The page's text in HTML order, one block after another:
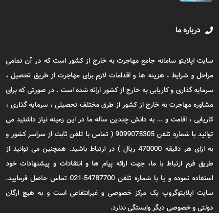
درباره ما
سایت اپلایتو سامانه جامع مهاجرت به خارج از کشور است که در آن تمامی
مراحل و شرایط ، هزینه ها و اقدامات لازم برای مهاجرت از طریق تحصیل ،
سرمایه گذاری و کاریابی به خارج از کشور ارائه شده است . در صورتی که برای
مشاوره مهاجرت به خارج از کشور از طرق مختلف تحصیلی ، سرمایه گذاری ،
کاریابی ، اقامت و ... به دانش چندین ساله ما در این زمینه نیاز داشتید می
توانید با شماره تلفن 9099075305 ( تماس با تلفن ثابت از سراسر کشور و
به ازای هر دقیقه 470000 ریال ) در ارتباط باشید. همچنین می توانید از
طریق فرم ارتباط با ما، جهت ارائه پیام ها و انتقادات و پیشنهادات خود
استفاده نموده و یا با شماره تلفن 54787700-021 تماس حاصل فرمایید.
سایت اپلایتوگروپ یک مرکز خصوصی و غیرانتفاعی است و به هیچ ارگان
دولتی و خصوصی دیگر وابستگی ندارد.